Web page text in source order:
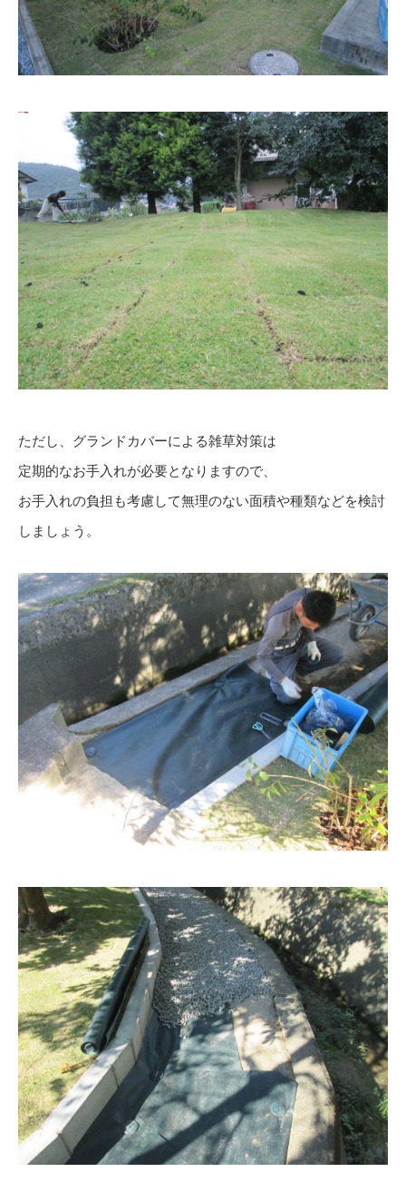
ただし、グランドカバーによる雑草対策は
定期的なお手入れが必要となりますので、
お手入れの負担も考慮して無理のない面積や種類などを検討
しましょう。